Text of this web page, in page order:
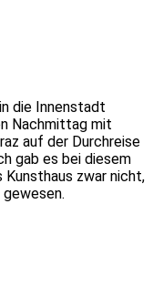
die Innenstadt
Nachmittag mit
auf der Durchreise
gab es bei diesem
Kunsthaus zwar nicht,